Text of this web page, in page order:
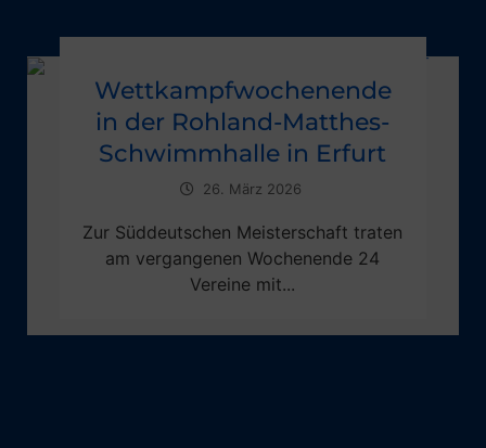
Wettkampfwochenende
in der Rohland-Matthes-
Schwimmhalle in Erfurt
26. März 2026
Zur Süddeutschen Meisterschaft traten
am vergangenen Wochenende 24
Vereine mit...